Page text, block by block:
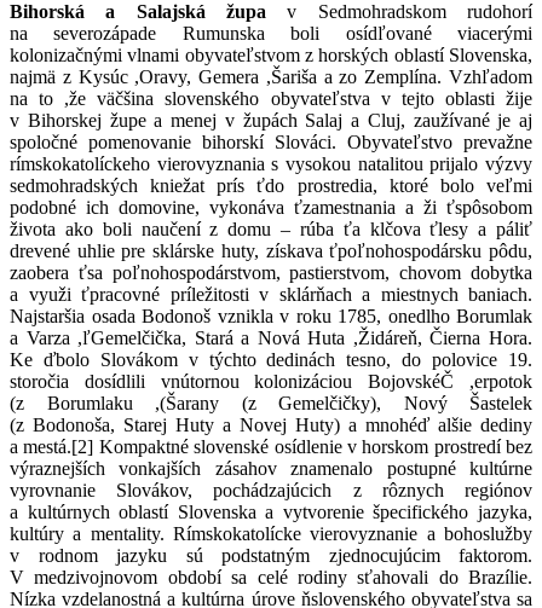
Bihorská a Salajská župa v Sedmohradskom rudohorí
na severozápade Rumunska boli osídľované viacerými
kolonizačnými vlnami obyvateľstvom z horských oblastí Slovenska,
najmä z Kysúc,Oravy, Gemera ,Šariša a zo Zemplína. Vzhľadom
na to ,že väčšina slovenského obyvateľstva v tejto oblasti žije
v Bihorskej župe a menej v župách Salaj a Cluj, zaužívané je aj
spoločné pomenovanie bihorskí Slováci. Obyvateľstvo prevažne
rímskokatolíckeho vierovyznania s vysokou natalitou prijalo výzvy
sedmohradských kniežat prís
ťdo prostredia, ktoré bolo veľmi
podobné ich domovine, vykonáva ťzamestnania a ži ťspôsobom
života ako boli naučení z domu – rúba ťa klčova ťlesy a páliť
drevené uhlie pre sklárske huty, získava ťpoľnohospodársku pôdu,
zaobera ťsa poľnohospodárstvom, pastierstvom, chovom dobytka
a využi ťpracovné príležitosti v sklárňach a miestnych baniach.
Najstaršia osada Bodonoš vznikla v roku 1785, onedlho Borumlak
a Varza
ľ,Gemelčička, Stará a Nová Huta ,Židáreň, Čierna Hora.
Ke ďbolo Slovákom v týchto dedinách tesno, do polovice 19.
storočia dosídlili vnútornou kolonizáciou Bojovské , Čerpotok
(z Borumlaku ),Šarany (z Gemelčičky), Nový Šastelek
(z Bodonoša, Starej Huty a Novej Huty) a mnohé
alšie dediny
a mestá.[2] Kompaktné slovenské osídlenie v horskom prostredí bez
výraznejších vonkajších zásahov znamenalo postupné kultúrne
vyrovnanie Slovákov, pochádzajúcich z rôznych regiónov
a kultúrnych oblastí Slovenska a vytvorenie špecifického jazyka,
kultúry a mentality. Rímskokatolícke vierovyznanie a bohoslužby
v rodnom jazyku sú podstatným zjednocujúcim faktorom.
V medzivojnovom období sa celé rodiny sťahovali do Brazílie.
Nízka vzdelanostná a kultúrna úrove ňslovenského obyvateľstva sa